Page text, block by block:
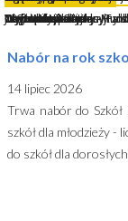
Dla rodzica
Kontakt
czyli obóz adaptacyjny
Obóz adaptacyjny -
Centralny Zlot Klas
Już po akcji
Nagranie spektaklu
Wycieczka w Pieniny
Obóz przetrwania
"COMMANDO"
Zwycięstwo
Obóz szkoleniowy
Nabór na rok
14 lipiec 2026
Trwa nabór do
szkół dla młodzieży
do szkół dla